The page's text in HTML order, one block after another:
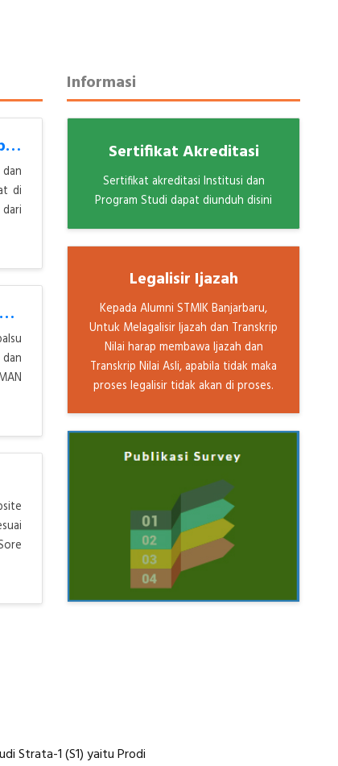
Pelantikan dan Pengambilan Sumpah Jabatan Pejabat STMIK Banjarbaru Ber
di
PENGUMUMUMAN RESMI: Waspada Penipuan Lowongan Kerja Atas Nama STMIK Ba
Informasi
Sertifikat Akreditasi
Sertifikat akreditasi Institusi dan
Program Studi dapat diunduh disini
Legalisir Ijazah
Kepada Alumni STMIK Banjarbaru,
Untuk Melagalisir Ijazah dan Transkrip
Nilai harap membawa Ijazah dan
Transkrip Nilai Asli, apabila tidak maka
proses legalisir tidak akan di proses.
Strata-1 (S1) yaitu Prodi